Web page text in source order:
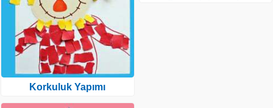
Korkuluk Yapımı